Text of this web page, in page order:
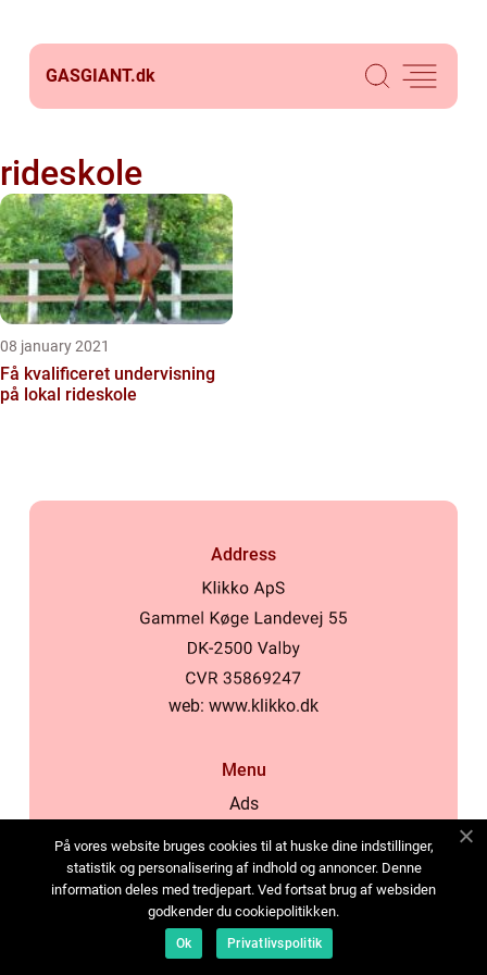
GASGIANT.dk
rideskole
08 january 2021
Få kvalificeret undervisning
på lokal rideskole
Address
web: www.klikko.dk
Menu
Ads
Cookies
Contact
Sitemap
På vores website bruges cookies til at huske dine indstillinger,
statistik og personalisering af indhold og annoncer. Denne
information deles med tredjepart. Ved fortsat brug af websiden
godkender du cookiepolitikken.
Ok Privatlivspolitik